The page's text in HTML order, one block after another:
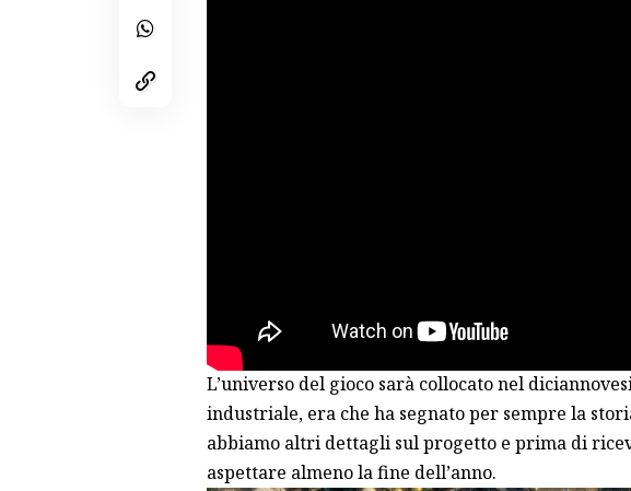
L’universo del gioco sarà collocato nel
industriale, era che ha segnato per sempre la
abbiamo altri dettagli sul progetto e prima di
aspettare almeno la fine dell’anno.